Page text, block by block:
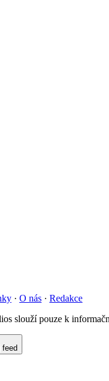
· O nás · Redakce
slouží pouze k
feed